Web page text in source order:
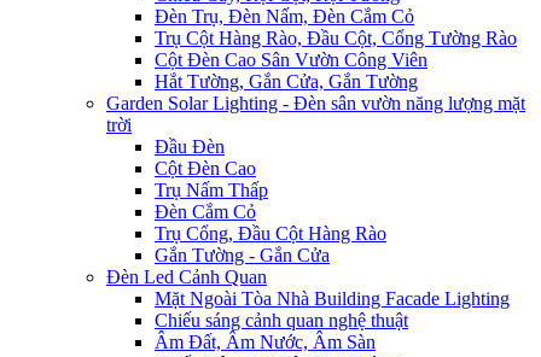
Đèn Trụ, Đèn Nấm, Đèn Cắm Cỏ
Trụ Cột Hàng Rào, Đầu Cột, Cổng Tường Rào
Cột Đèn Cao Sân Vườn Công Viên
Hắt Tường, Gắn Cửa, Gắn Tường
Garden Solar Lighting - Đèn sân vườn năng lượng mặt
trời
Đầu Đèn
Cột Đèn Cao
Trụ Nấm Thấp
Đèn Cắm Cỏ
Trụ Cổng, Đầu Cột Hàng Rào
Gắn Tường - Gắn Cửa
Đèn Led Cảnh Quan
Mặt Ngoài Tòa Nhà Building Facade Lighting
Chiếu sáng cảnh quan nghệ thuật
Âm Đất, Âm Nước, Âm Sàn